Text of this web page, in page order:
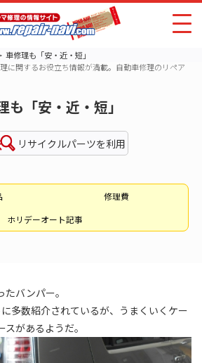
車修理も「安・近・短」
に関するお役立ち情報が満載。自動車修理のリペア
も「安・近・短」
リサイクルパーツを利用
修理費
ホリデーオート記事
バンパー。
多数紹介されているが、うまくいくケー
があるようだ。